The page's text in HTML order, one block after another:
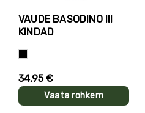
VAUDE BASODINO III
KINDAD
34,95 €
Vaata rohkem